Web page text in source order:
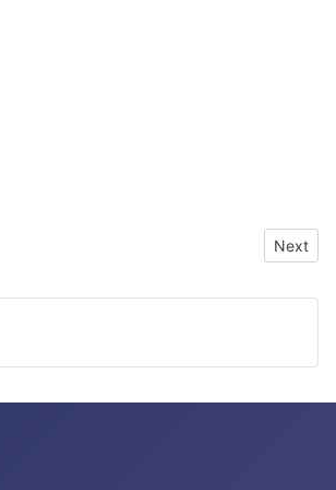
Next
Next